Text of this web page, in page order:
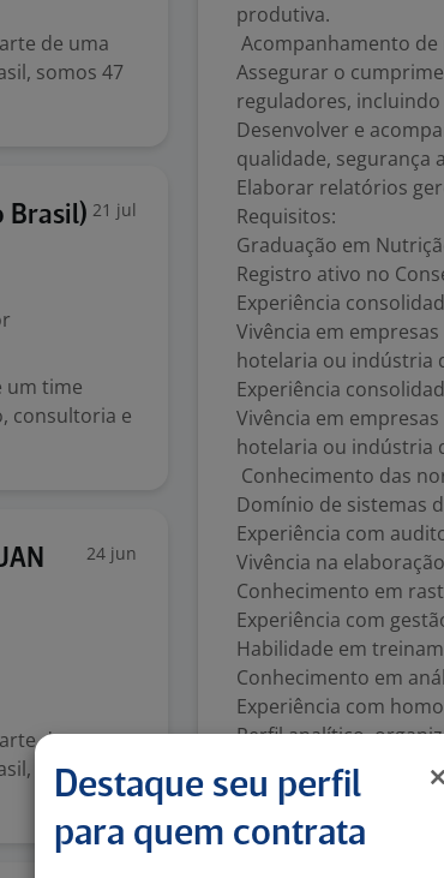
de uma
somos 47
Brasil) 21 jul
um time
consultoria e
24 jun
de uma
somos 47
produtiva.
Acompanhamento
Assegurar o
reguladores, incluindo
Desenvolver e
qualidade, segurança
Elaborar relatórios
Requisitos:
Graduação em
Registro ativo no
Experiência
Vivência em
hotelaria ou indústria
Experiência
Vivência em
hotelaria ou indústria
Conhecimento das
Domínio de sistemas
Experiência com
Vivência na
Conhecimento em
Experiência com
Habilidade em
Conhecimento em
Experiência com
Perfil analítico,
Boa comunicação e
Número de vagas:
Tipo de contrato e
Destaque seu perfil
para quem contrata